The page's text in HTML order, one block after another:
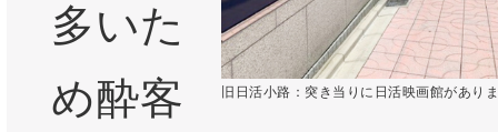
旧日活小路：突き当りに日活映画館があ
多いた
め酔客